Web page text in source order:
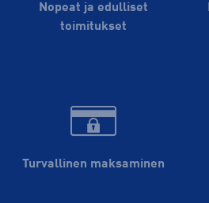
Nopeat ja edulliset
toimitukset
Turvallinen maksaminen